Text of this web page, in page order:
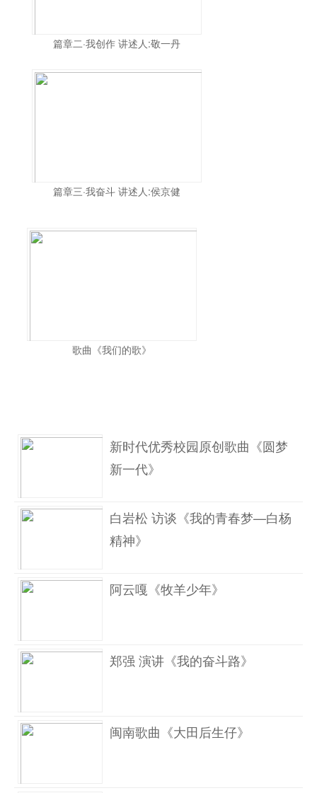
篇章二·我创作 讲述人:敬一丹
篇章三·我奋斗 讲述人:侯京健
歌曲《我们的歌》
新时代优秀校园原创歌曲《圆梦
新一代》
白岩松 访谈《我的青春梦—白杨
精神》
阿云嘎《牧羊少年》
郑强 演讲《我的奋斗路》
闽南歌曲《大田后生仔》